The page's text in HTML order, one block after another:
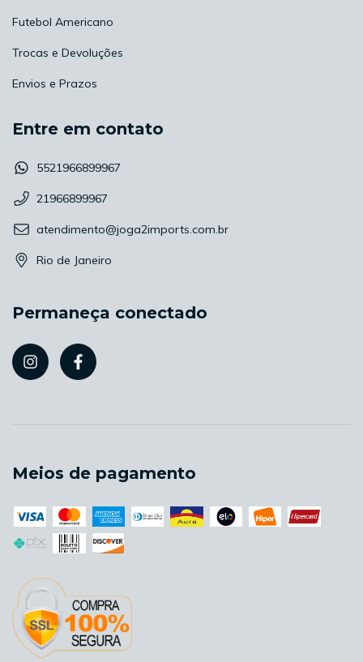
Futebol Americano
Trocas e Devoluções
Envios e Prazos
Entre em contato
5521966899967
21966899967
atendimento@joga2imports.com.br
Rio de Janeiro
Permaneça conectado
Meios de pagamento